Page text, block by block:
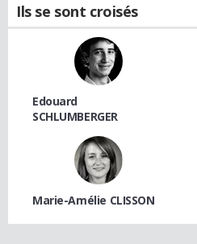
Ils se sont croisés
Edouard
SCHLUMBERGER
Marie-Amélie CLISSON